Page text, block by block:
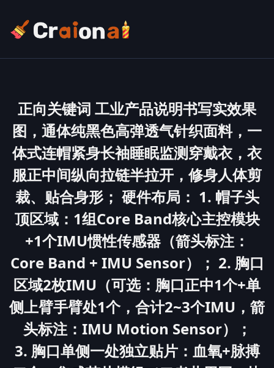
正向关键词 工业产品说明书写实效果
图，通体纯黑色高弹透气针织面料，一
体式连帽紧身长袖睡眠监测穿戴衣，衣
服正中间纵向拉链半拉开，修身人体剪
裁、贴合身形； 硬件布局： 1. 帽子头
顶区域：1组Core Band核心主控模块
+1个IMU惯性传感器（箭头标注：
Core Band + IMU Sensor）； 2. 胸口
区域2枚IMU（可选：胸口正中1个+单
侧上臂手臂处1个，合计2~3个IMU，箭
头标注：IMU Motion Sensor）；
3. 胸口单侧一处独立贴片：血氧+脉搏